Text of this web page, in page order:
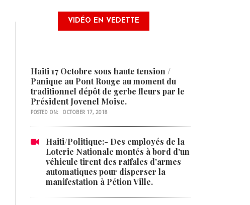
VIDÉO EN VEDETTE
Haiti 17 Octobre sous haute tension /
Panique au Pont Rouge au moment du
traditionnel dépôt de gerbe fleurs par le
Président Jovenel Moise.
POSTED ON: OCTOBER 17, 2018
Haiti/Politique:- Des employés de la
Loterie Nationale montés à bord d'un
véhicule tirent des raffales d'armes
automatiques pour disperser la
manifestation à Pétion Ville.